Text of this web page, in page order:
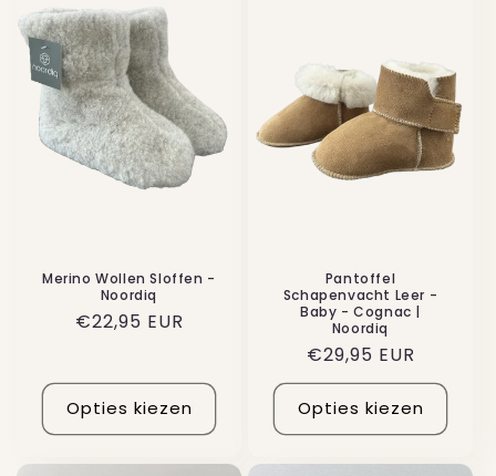
Merino Wollen Sloffen -
Noordiq
Normale
€22,95 EUR
Opties kiezen
Pantoffel
Schapenvacht Leer -
Baby - Cognac |
Noordiq
Normale
prijs
€29,95 EUR
Opties kiezen